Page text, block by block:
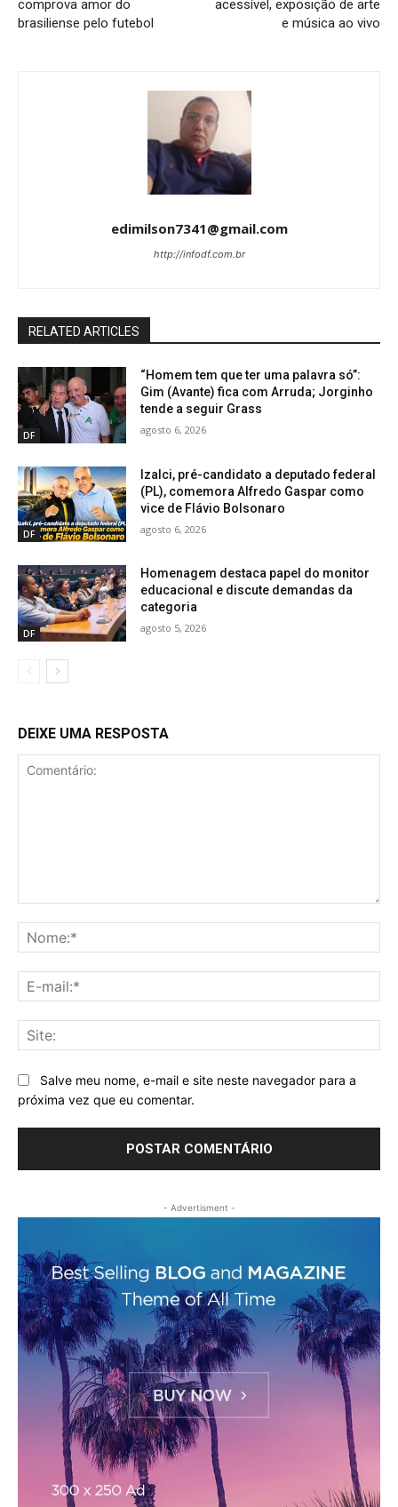
comprova amor do
brasiliense pelo futebol
acessível, exposição de arte
e música ao vivo
edimilson7341@gmail.com
http://infodf.com.br
RELATED ARTICLES
DF
“Homem tem que ter uma palavra só”:
Gim (Avante) fica com Arruda; Jorginho
tende a seguir Grass
agosto 6, 2026
DF
Izalci, pré-candidato a deputado federal
(PL), comemora Alfredo Gaspar como
vice de Flávio Bolsonaro
agosto 6, 2026
DF
Homenagem destaca papel do monitor
educacional e discute demandas da
categoria
agosto 5, 2026
DEIXE UMA RESPOSTA
Salve meu nome, e-mail e site neste navegador para a
próxima vez que eu comentar.
- Advertisment -